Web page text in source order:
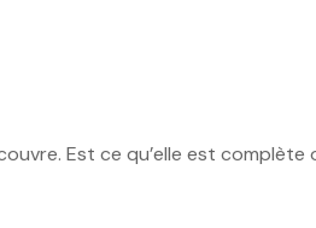
Est ce qu’elle est